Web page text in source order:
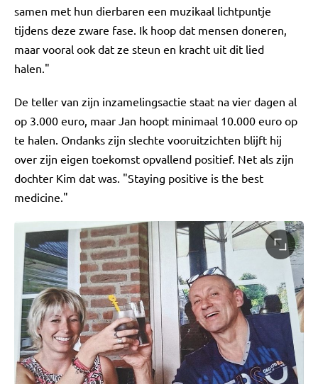
samen met hun dierbaren een muzikaal lichtpuntje
tijdens deze zware fase. Ik hoop dat mensen doneren,
maar vooral ook dat ze steun en kracht uit dit lied
halen."
De teller van zijn inzamelingsactie staat na vier dagen al
op 3.000 euro, maar Jan hoopt minimaal 10.000 euro op
te halen. Ondanks zijn slechte vooruitzichten blijft hij
over zijn eigen toekomst opvallend positief. Net als zijn
dochter Kim dat was. "Staying positive is the best
medicine."